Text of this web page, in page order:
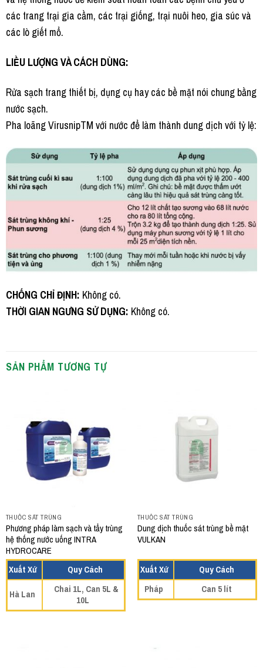
các trang trại gia cầm, các trại giống, trại nuôi heo, gia súc và
các lò giết mổ.
LIỀU LƯỢNG VÀ CÁCH DÙNG:
Rửa sạch trang thiết bị, dụng cụ hay các bề mặt nói chung bằng
nước sạch.
Pha loãng VirusnipTM với nước để làm thành dung dịch với tỷ lệ:
CHỐNG CHỈ ĐỊNH: Không có.
THỜI GIAN NGƯNG SỬ DỤNG: Không có.
SẢN PHẨM TƯƠNG TỰ
THUỐC SÁT TRÙNG
Phương pháp làm sạch và tẩy trùng
hệ thống nước uống INTRA
HYDROCARE
Xuất Xứ
Quy Cách
Hà Lan
Chai 1L, Can 5L &
10L
THUỐC SÁT TRÙNG
Dung dịch thuốc sát trùng bề mặt
VULKAN
Xuất Xứ
Quy Cách
Pháp
Can 5 lít